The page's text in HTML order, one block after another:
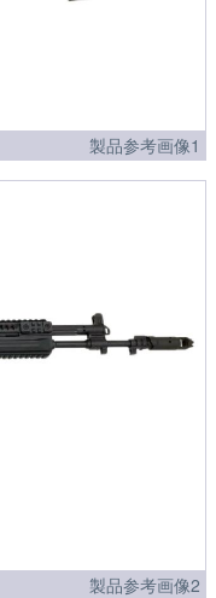
製品参考画像1
製品参考画像2